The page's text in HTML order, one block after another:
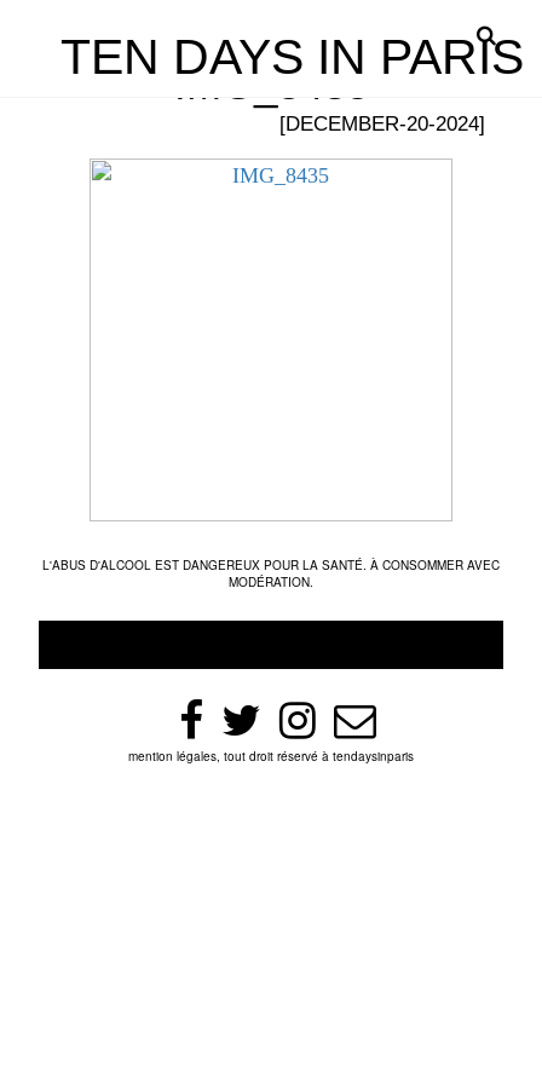
TEN DAYS IN PARIS
IMG_8435
[DECEMBER-20-2024]
L'ABUS D'ALCOOL EST DANGEREUX POUR LA SANTÉ. À CONSOMMER AVEC
MODÉRATION.
mention légales, tout droit réservé à tendaysinparis